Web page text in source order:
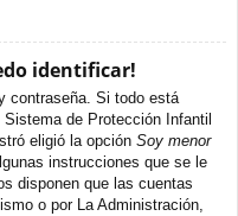
identificar!
contraseña. Si todo está
de Protección Infantil
eligió la opción Soy menor
instrucciones que se le
disponen que las cuentas
o por La Administración,